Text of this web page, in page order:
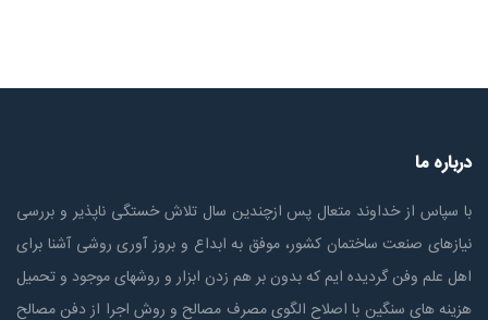
درباره ما
با سپاس از خداوند متعال پس ازچندين سال تلاش خستگی ناپذير و بررسی
نیازهای صنعت ساختمان كشور، موفق به ابداع و بروز آوری روشی آشنا برای
اهل علم وفن گردیده ایم که بدون بر هم زدن ابزار و روشهای موجود و تحمیل
هزینه های سنگین با اصلاح الگوی مصرف مصالح و روش اجرا از دفن مصالح